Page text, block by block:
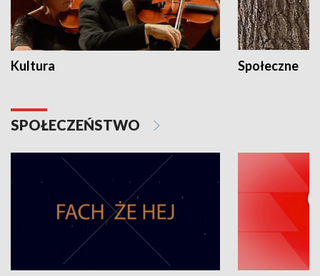
Kultura Społeczne
SPOŁECZEŃSTWO